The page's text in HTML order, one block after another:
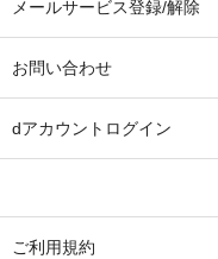
メールサービス登録/解除
お問い合わせ
dアカウントログイン
ご利用規約